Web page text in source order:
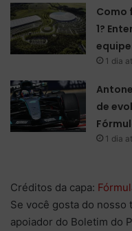
Como
1?
1 dia
de
1 dia
Créditos da capa:
Se você gosta do
apoiador do Boletim do